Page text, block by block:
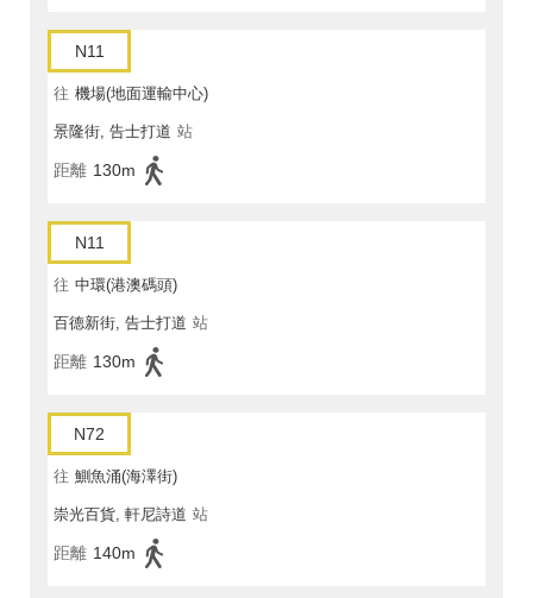
N11
往 機場(地面運輸中心)
景隆街, 告士打道 站
距離 130m
N11
往 中環(港澳碼頭)
百德新街, 告士打道 站
距離 130m
N72
往 鰂魚涌(海澤街)
崇光百貨, 軒尼詩道 站
距離 140m